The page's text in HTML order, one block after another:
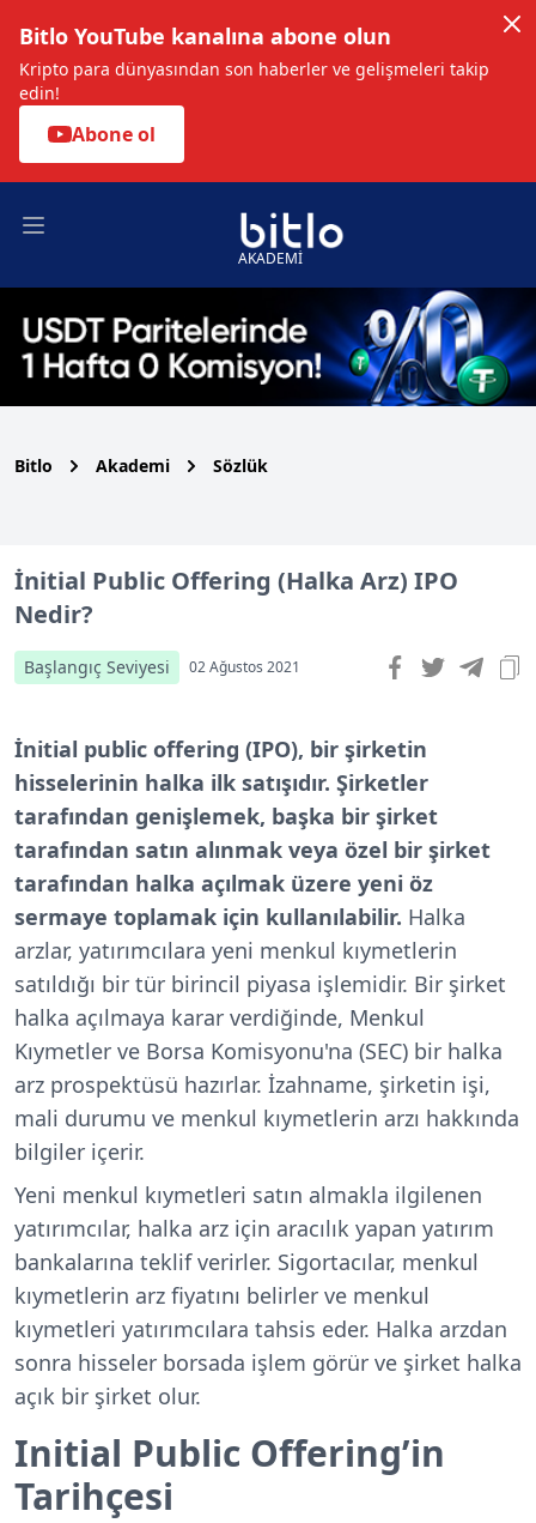
Bitlo YouTube kanalına abone olun
Kripto para dünyasından son haberler ve gelişmeleri takip
edin!
Abone ol
Open main menu
AKADEMİ
Bitlo Akademi Sözlük
İnitial Public Offering (Halka Arz) IPO
Nedir?
Başlangıç Seviyesi 02 Ağustos 2021
İnitial public offering (IPO), bir şirketin
hisselerinin halka ilk satışıdır. Şirketler
tarafından genişlemek, başka bir şirket
tarafından satın alınmak veya özel bir şirket
tarafından halka açılmak üzere yeni öz
sermaye toplamak için kullanılabilir. Halka
arzlar, yatırımcılara yeni menkul kıymetlerin
satıldığı bir tür birincil piyasa işlemidir. Bir şirket
halka açılmaya karar verdiğinde, Menkul
Kıymetler ve Borsa Komisyonu'na (SEC) bir halka
arz prospektüsü hazırlar. İzahname, şirketin işi,
mali durumu ve menkul kıymetlerin arzı hakkında
bilgiler içerir.
Yeni menkul kıymetleri satın almakla ilgilenen
yatırımcılar, halka arz için aracılık yapan yatırım
bankalarına teklif verirler. Sigortacılar, menkul
kıymetlerin arz fiyatını belirler ve menkul
kıymetleri yatırımcılara tahsis eder. Halka arzdan
sonra hisseler borsada işlem görür ve şirket halka
açık bir şirket olur.
Initial Public Offering’in
Tarihçesi